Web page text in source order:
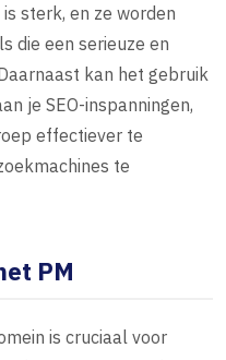
sterk, en ze worden
die een serieuze en
kan het gebruik
je SEO-inspanningen,
effectiever te
te
PM
is cruciaal voor